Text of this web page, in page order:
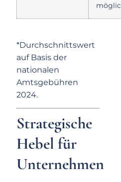
*Durchschnittswert
auf Basis der
nationalen
Amtsgebühren
2024.
Strategische
Hebel für
Unternehmen